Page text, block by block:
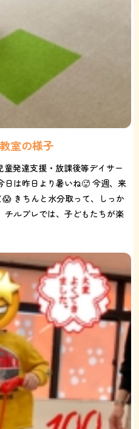
室の様子
発達支援・放課後等デイサー
日は昨日より暑いね🥵 今週、来
きちんと水分取って、しっか
チルプレでは、子どもたちが楽